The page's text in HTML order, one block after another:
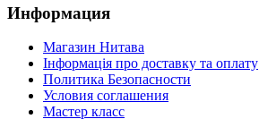
Информация
Магазин Нитава
Інформація про доставку та оплату
Политика Безопасности
Условия соглашения
Мастер класс